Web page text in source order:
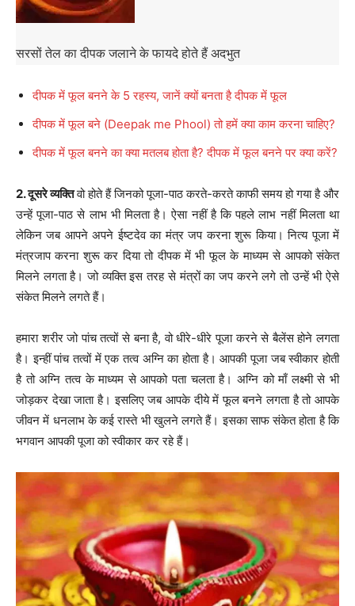
सरसों तेल का दीपक जलाने के फायदे होते हैं अदभुत
दीपक में फूल बनने के 5 रहस्य, जानें क्यों बनता है दीपक में फूल
दीपक में फूल बने (Deepak me Phool) तो हमें क्या काम करना चाहिए?
दीपक में फूल बनने का क्या मतलब होता है? दीपक में फूल बनने पर क्या करें?
2. दूसरे व्यक्तिवो होते हैं जिनको पूजा-पाठ करते-करते काफी समय हो गया है और
उन्हें पूजा-पाठ से लाभ भी मिलता है। ऐसा नहीं है कि पहले लाभ नहीं मिलता था
लेकिन जब आपने अपने ईष्टदेव का मंत्र जप करना शुरू किया। नित्य पूजा में
मंत्रजाप करना शुरू कर दिया तो दीपक में भी फूल के माध्यम से आपको संकेत
मिलने लगता है। जो व्यक्ति इस तरह से मंत्रों का जप करने लगे तो उन्हें भी ऐसे
संकेत मिलने लगते हैं।
हमारा शरीर जो पांच तत्वों से बना है, वो धीरे-धीरे पूजा करने से बैलेंस होने लगता
है। इन्हीं पांच तत्वों में एक तत्व अग्नि का होता है। आपकी पूजा जब स्वीकार होती
है तो अग्नि तत्व के माध्यम से आपको पता चलता है। अग्नि को माँ लक्ष्मी से भी
जोड़कर देखा जाता है। इसलिए जब आपके दीये में फूल बनने लगता है तो आपके
जीवन में धनलाभ के कई रास्ते भी खुलने लगते हैं। इसका साफ संकेत होता है कि
भगवान आपकी पूजा को स्वीकार कर रहे हैं।